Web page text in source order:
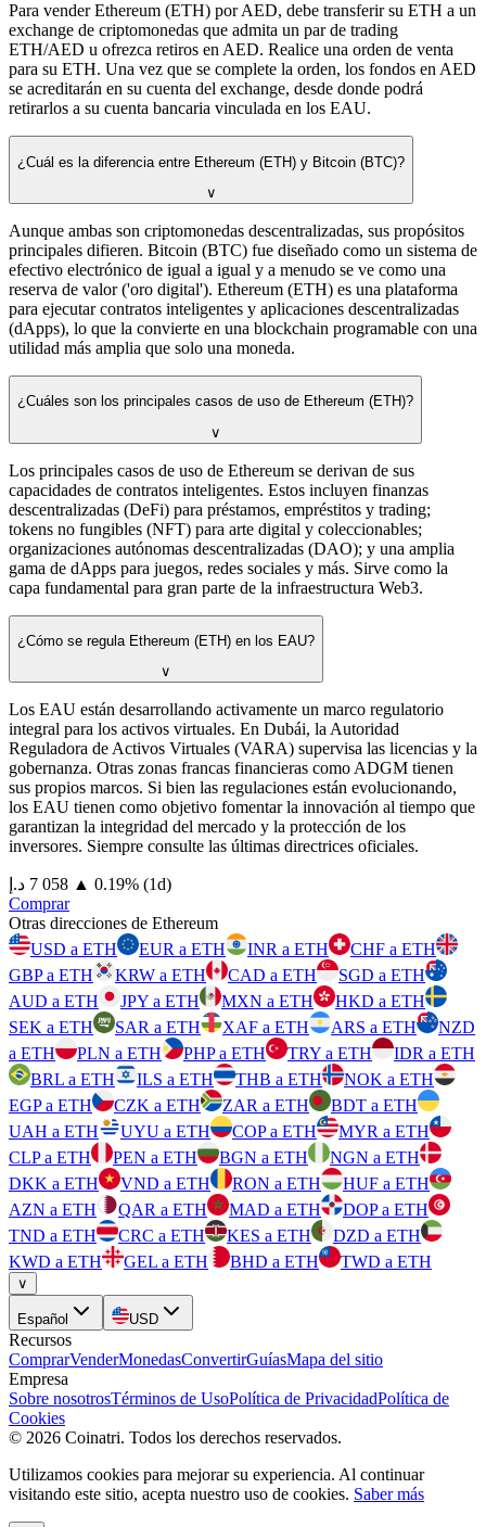
Para vender Ethereum (ETH) por AED, debe transferir su ETH a un
exchange de criptomonedas que admita un par de trading
ETH/AED u ofrezca retiros en AED. Realice una orden de venta
para su ETH. Una vez que se complete la orden, los fondos en AED
se acreditarán en su cuenta del exchange, desde donde podrá
retirarlos a su cuenta bancaria vinculada en los EAU.
¿Cuál es la diferencia entre Ethereum (ETH) y Bitcoin (BTC)?
∨
Aunque ambas son criptomonedas descentralizadas, sus propósitos
principales difieren. Bitcoin (BTC) fue diseñado como un sistema de
efectivo electrónico de igual a igual y a menudo se ve como una
reserva de valor ('oro digital'). Ethereum (ETH) es una plataforma
para ejecutar contratos inteligentes y aplicaciones descentralizadas
(dApps), lo que la convierte en una blockchain programable con una
utilidad más amplia que solo una moneda.
¿Cuáles son los principales casos de uso de Ethereum (ETH)?
∨
Los principales casos de uso de Ethereum se derivan de sus
capacidades de contratos inteligentes. Estos incluyen finanzas
descentralizadas (DeFi) para préstamos, empréstitos y trading;
tokens no fungibles (NFT) para arte digital y coleccionables;
organizaciones autónomas descentralizadas (DAO); y una amplia
gama de dApps para juegos, redes sociales y más. Sirve como la
capa fundamental para gran parte de la infraestructura Web3.
¿Cómo se regula Ethereum (ETH) en los EAU?
∨
Los EAU están desarrollando activamente un marco regulatorio
integral para los activos virtuales. En Dubái, la Autoridad
Reguladora de Activos Virtuales (VARA) supervisa las licencias y la
gobernanza. Otras zonas francas financieras como ADGM tienen
sus propios marcos. Si bien las regulaciones están evolucionando,
los EAU tienen como objetivo fomentar la innovación al tiempo que
garantizan la integridad del mercado y la protección de los
inversores. Siempre consulte las últimas directrices oficiales.
⁦د.إ⁩ 7 058 ▲ 0.19% (1d)
Comprar
Otras direcciones de Ethereum
USD a ETH
EUR a ETH INR a ETH
CHF a ETH
GBP a ETH
KRW a ETH CAD a ETH
SGD a ETH
AUD a ETH
JPY a ETH MXN a ETH
HKD a ETH
SEK a ETH
SAR a ETH XAF a ETH ARS a ETH
NZD
a ETH
PLN a ETH PHP a ETH TRY a ETH
IDR a ETH
BRL a ETH
ILS a ETH THB a ETH
NOK a ETH
EGP a ETH
CZK a ETH ZAR a ETH
BDT a ETH
UAH a ETH
UYU a ETH COP a ETH
MYR a ETH
CLP a ETH
PEN a ETH BGN a ETH
NGN a ETH
DKK a ETH
VND a ETH RON a ETH
HUF a ETH
AZN a ETH
QAR a ETH MAD a ETH
DOP a ETH
TND a ETH
CRC a ETH KES a ETH
DZD a ETH
KWD a ETH
GEL a ETH BHD a ETH TWD a ETH
∨
Español USD
Recursos
ComprarVenderMonedasConvertirGuíasMapa del sitio
Empresa
Sobre nosotrosTérminos de UsoPolítica de PrivacidadPolítica de
Cookies
© 2026 Coinatri. Todos los derechos reservados.
Utilizamos cookies para mejorar su experiencia. Al continuar
visitando este sitio, acepta nuestro uso de cookies. Saber más